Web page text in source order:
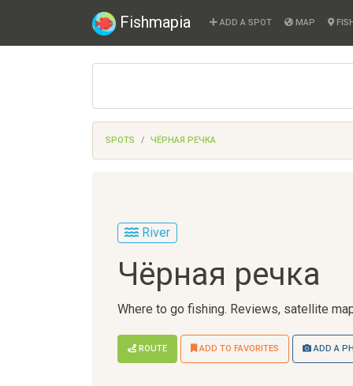
Fishmapia ADD A SPOT MAP
SPOTS ЧЁРНАЯ РЕЧКА
River
Чёрная речка
Where to go fishing. Reviews, satellite
ROUTE ADD TO FAVORITES ADD A